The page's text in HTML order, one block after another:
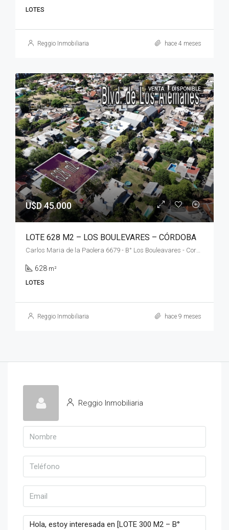
LOTES
Reggio Inmobiliaria hace 4 meses
VENTA DISPONIBLE
U$D 45.000
LOTE 628 M2 – LOS BOULEVARES – CÓRDOBA
Carlos Maria de la Paolera 6679 - B° Los Bouleavares - Cordoba
628 m²
LOTES
Reggio Inmobiliaria hace 9 meses
Reggio Inmobiliaria